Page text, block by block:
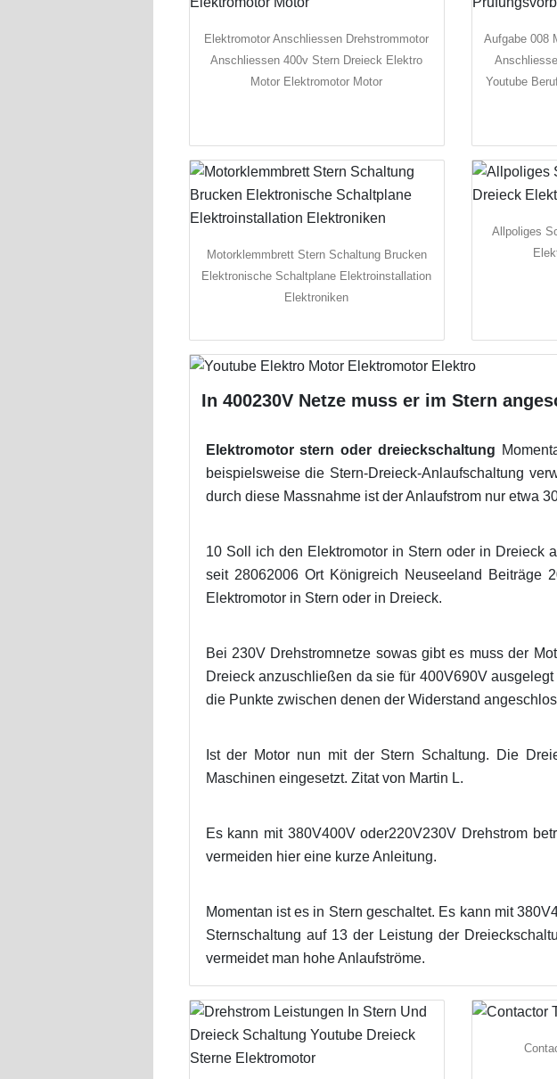
Elektromotor Anschliessen Drehstrommotor
Anschliessen 400v Stern Dreieck Elektro
Motor Elektromotor Motor
Aufgabe 008
Youtube
Motorklemmbrett Stern Schaltung Brucken
Elektronische Schaltplane Elektroinstallation
Elektroniken
Allpoliges
In 400230V Netze muss er im Stern
Elektromotor stern oder dreieckschaltung
beispielsweise die Stern-Dreieck-Anlaufschaltung
durch diese Massnahme ist der Anlaufstrom nur etwa
10 Soll ich den Elektromotor in Stern oder in Dreieck
seit 28062006 Ort Königreich Neuseeland
Elektromotor in Stern oder in Dreieck.
Bei 230V Drehstromnetze sowas gibt es muss der
Dreieck anzuschließen da sie für 400V690V
die Punkte zwischen denen der Widerstand
Ist der Motor nun mit der Stern Schaltung. Die
Maschinen eingesetzt. Zitat von Martin L.
Es kann mit 380V400V oder220V230V Drehstrom
vermeiden hier eine kurze Anleitung.
Momentan ist es in Stern geschaltet. Es kann mit
Sternschaltung auf 13 der Leistung der
vermeidet man hohe Anlaufströme.